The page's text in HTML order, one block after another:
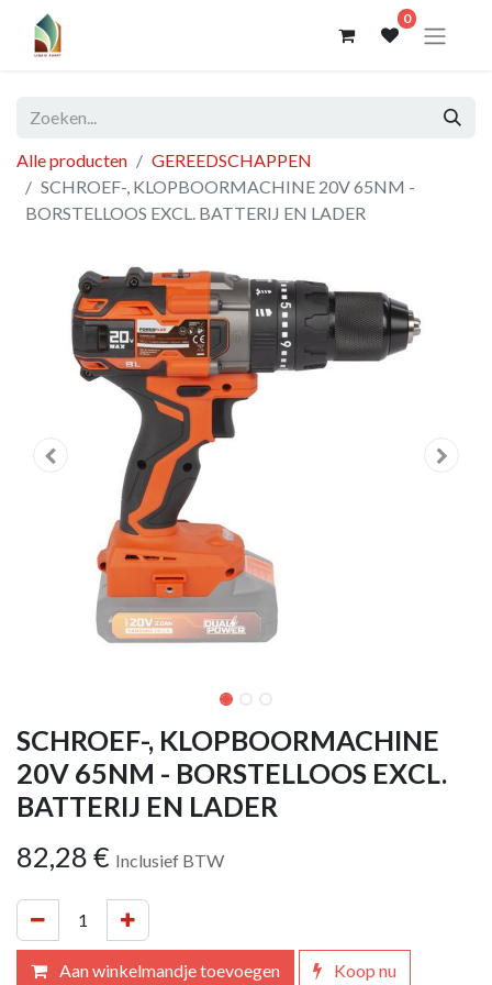
0
Alle producten
GEREEDSCHAPPEN
SCHROEF-, KLOPBOORMACHINE 20V 65NM -
BORSTELLOOS EXCL. BATTERIJ EN LADER
SCHROEF-, KLOPBOORMACHINE
20V 65NM - BORSTELLOOS EXCL.
BATTERIJ EN LADER
82,28 € Inclusief BTW
Aan winkelmandje toevoegen Koop nu